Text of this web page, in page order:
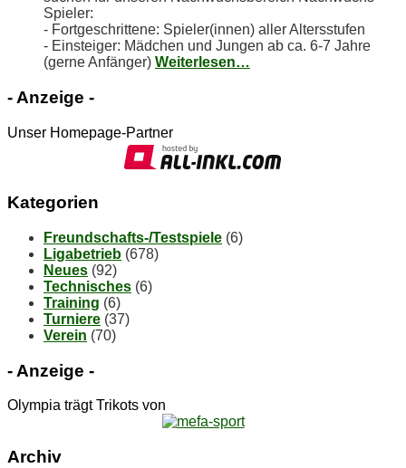
Spieler:
- Fortgeschrittene: Spieler(innen) aller Altersstufen
- Einsteiger: Mädchen und Jungen ab ca. 6-7 Jahre
(gerne Anfänger) Weiterlesen…
- An­zei­ge -
Unser Homepage-Partner
Ka­te­go­rien
Freundschafts-/Testspiele (6)
Ligabetrieb (678)
Neues (92)
Technisches (6)
Training (6)
Turniere (37)
Verein (70)
- An­zei­ge -
Olympia trägt Trikots von
Ar­chiv